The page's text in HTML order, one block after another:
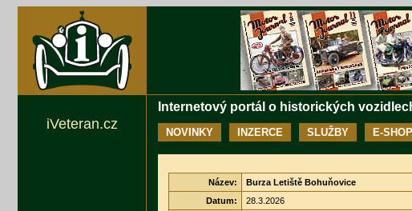
Internetový portál o historických
NOVINKY INZERCE SLUŽBY E-SHOP
Název:
Burza Letiště Bohuňovice
Datum:
28.3.2026
iVeteran.cz